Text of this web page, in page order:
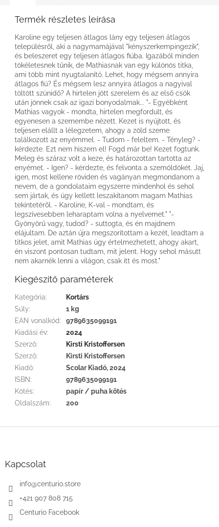
Termék részletes leírása
Karoline egy teljesen átlagos lány egy teljesen átlagos
településről, aki a nagymamájával "kényszerkempingezik",
és beleszeret egy teljesen átlagos fiúba. Igazából minden
tökéletesnek tűnik, de Mathiasnak van egy különös titka,
ami több mint nyugtalanító. Lehet, hogy mégsem annyira
átlagos fiú? És mégsem lesz annyira átlagos a nagyival
töltött szünidő? A hirtelen jött szerelem és az első csók
után jönnek csak az igazi bonyodalmak... "- Egyébként
Mathias vagyok - mondta, hirtelen megfordult, és
egyenesen a szemembe nézett. Kezet is nyújtott, és
teljesen elállt a lélegzetem, ahogy a zöld szeme
találkozott az enyémmel. - Tudom - feleltem. - Tényleg? -
kérdezte. Ezt nem hiszem el! Fogd már be! Kezet fogtunk.
Meleg és száraz volt a keze, és határozottan tartotta az
enyémet. - Igen? - kérdezte, és felvonta a szemöldökét. Jaj,
igen, most kellene röviden és vagányan megmondanom a
nevem, de a gondolataim egyszerre mindenhol és sehol
sem jártak, és úgy kellett leszakítanom magam Mathias
tekintetéről. - Karoline, K-val - mondtam, és
legszívesebben leharaptam volna a nyelvemet." "-
Gyönyörű vagy, tudod? - suttogta, és én majdnem
elájultam. De aztán újra megszorítottam a kezét, leadtam a
titkos jelet, amit Mathias úgy értelmezhetett, ahogy akart,
én viszont pontosan tudtam, mit jelent. Hogy sehol másutt
nem akarnék lenni a világon, csak itt és most."
Kiegészítő paraméterek
Kategória:
Kortárs
Súly:
1 kg
EAN vonalkód:
9789635099191
Kiadási év:
2024
Szerző:
Kirsti Kristoffersen
Szerző:
Kirsti Kristoffersen
Kiadó:
Scolar Kiadó, 2024
ISBN:
9789635099191
Kötés:
papír / puha kötés
Oldalszám: 200
Kapcsolat
info@centurio.store
+421 907 808 715
Centurio Facebook